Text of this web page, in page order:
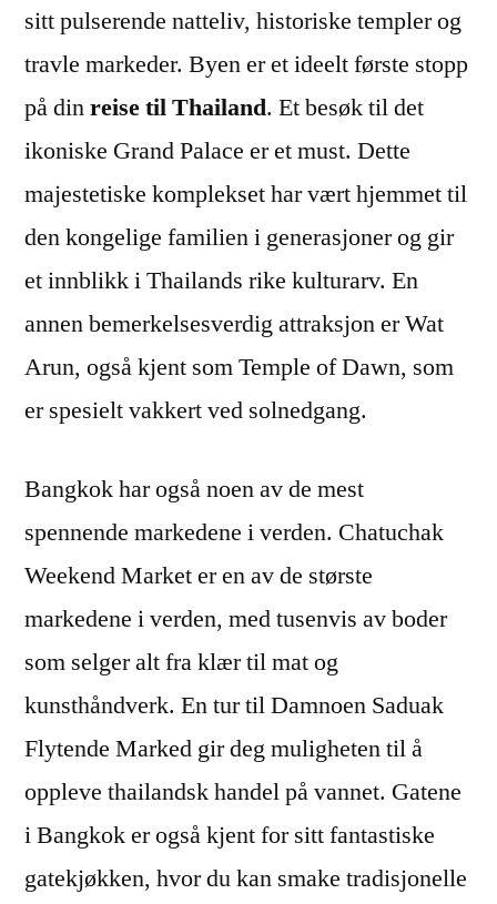
sitt pulserende natteliv, historiske templer og
travle markeder. Byen er et ideelt første stopp
på dinreise til Thailand. Et besøk til det
ikoniske Grand Palace er et must. Dette
majestetiske komplekset har vært hjemmet til
den kongelige familien i generasjoner og gir
et innblikk i Thailands rike kulturarv. En
annen bemerkelsesverdig attraksjon er Wat
Arun, også kjent som Temple of Dawn, som
er spesielt vakkert ved solnedgang.
Bangkok har også noen av de mest
spennende markedene i verden. Chatuchak
Weekend Market er en av de største
markedene i verden, med tusenvis av boder
som selger alt fra klær til mat og
kunsthåndverk. En tur til Damnoen Saduak
Flytende Marked gir deg muligheten til å
oppleve thailandsk handel på vannet. Gatene
i Bangkok er også kjent for sitt fantastiske
gatekjøkken, hvor du kan smake tradisjonelle